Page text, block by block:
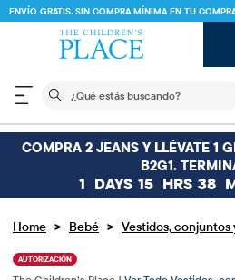
ENVÍO GRATIS. SIN COMPRA MÍNIMA EN TU
CÓDIGO
El siguiente campo de
COMPRA 2 JEANS Y LLÉVATE 1
B2G1.
1 DAYS 15 HRS 38
Home > Bebé > Vestidos, conjuntos
AUTORIZACIÓN